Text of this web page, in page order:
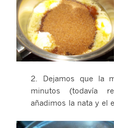
2. Dejamos que la
minutos (todavía
añadimos la nata y el